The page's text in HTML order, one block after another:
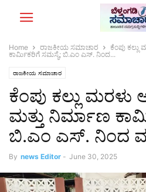
Home ರಾಜಕೀಯ ಸಮಾಚಾರ
ಕೆಂಪು
ಕಾರ್ಮಿಕರಿಗೆ ಸಮಸ್ಯೆ; ಬಿ.ಎಂ ಎಸ್. ನಿಂದ...
ರಾಜಕೀಯ ಸಮಾಚಾರ
ಕೆಂಪು ಕಲ್ಲು ಮರಳು
ಮತ್ತು ನಿರ್ಮಾಣ
ಬಿ.ಎಂ ಎಸ್. ನಿಂದ
By news Editor - June 30, 2025